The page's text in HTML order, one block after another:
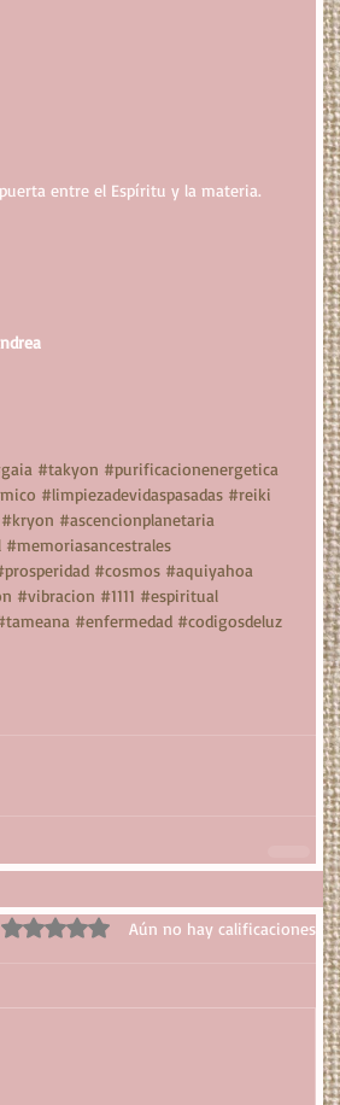
entre el Espíritu y la materia.
#takyon #purificacionenergetica
#limpiezadevidaspasadas #reiki
#kryon #ascencionplanetaria
#memoriasancestrales
#cosmos #aquiyahoa
#vibracion #1111 #espiritual
#enfermedad #codigosdeluz
Obtuvo 0 de 5 estrellas.Aún no hay calificaciones